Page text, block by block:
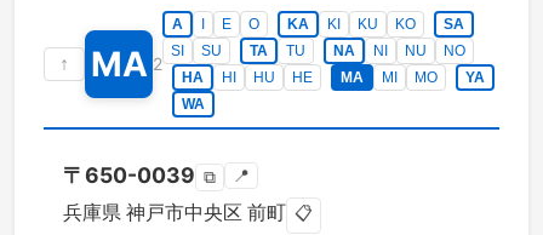
↑ MA 2
A E O KA KI KU KO
SA
SI
SU TA TU NA NI NU
NO
HA
HI HU HE MA MI MO
YA
WA
〒650-0039 ⧉ 📍
兵庫県 神戸市中央区 前町 📋